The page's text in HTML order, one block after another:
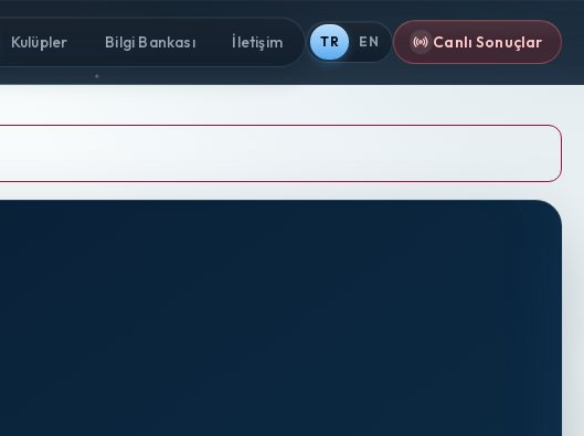
Kulüpler Bilgi Bankası İletişim TR EN Canlı Sonuçlar